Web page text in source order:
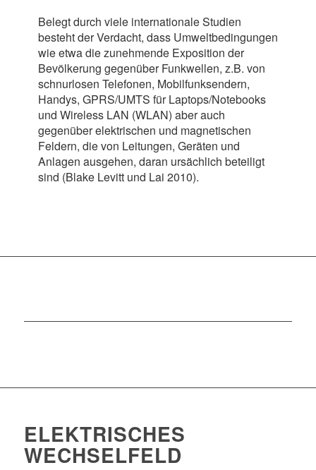
Belegt durch viele internationale Studien
besteht der Verdacht, dass Umweltbedingungen
wie etwa die zunehmende Exposition der
Bevölkerung gegenüber Funkwellen, z.B. von
schnurlosen Telefonen, Mobilfunksendern,
Handys, GPRS/UMTS für Laptops/Notebooks
und Wireless LAN (WLAN) aber auch
gegenüber elektrischen und magnetischen
Feldern, die von Leitungen, Geräten und
Anlagen ausgehen, daran ursächlich beteiligt
sind (Blake Levitt und Lai 2010).
ELEKTRISCHES
WECHSELFELD